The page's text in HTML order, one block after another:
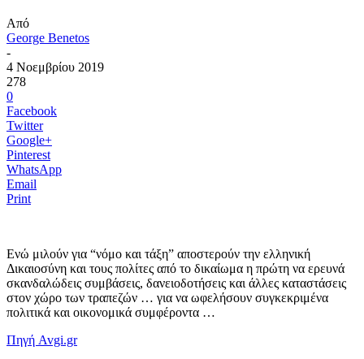
Από
George Benetos
-
4 Νοεμβρίου 2019
278
0
Facebook
Twitter
Google+
Pinterest
WhatsApp
Email
Print
Ενώ μιλούν για “νόμο και τάξη” αποστερούν την ελληνική
Δικαιοσύνη και τους πολίτες από το δικαίωμα η πρώτη να ερευνά
σκανδαλώδεις συμβάσεις, δανειοδοτήσεις και άλλες καταστάσεις
στον χώρο των τραπεζών … για να ωφελήσουν συγκεκριμένα
πολιτικά και οικονομικά συμφέροντα …
Πηγή Avgi.gr